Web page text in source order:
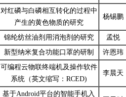
对红磷与白磷相互转化的过程中
产生的黄色物质的研究
杨锡鹏
锦纶纺丝油剂用消泡剂的研究 孟悦
新型纳米复合功能口罩的研制 许恩玮
可编程云物联终端机及操作软件
系统（英文缩写：RCED)
李晨天
基于Android平台的智能手机入